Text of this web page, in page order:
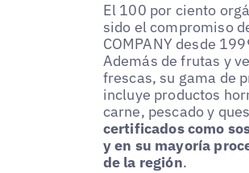
El 100 por ciento
sido el compromiso
COMPANY desde
Además de frutas y
frescas, su gama de
incluye productos
carne, pescado y
certificados como
y en su mayoría
de la región.